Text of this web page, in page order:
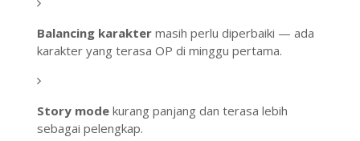
Balancing karakter masih perlu diperbaiki — ada
karakter yang terasa OP di minggu pertama.
Story mode kurang panjang dan terasa lebih
sebagai pelengkap.